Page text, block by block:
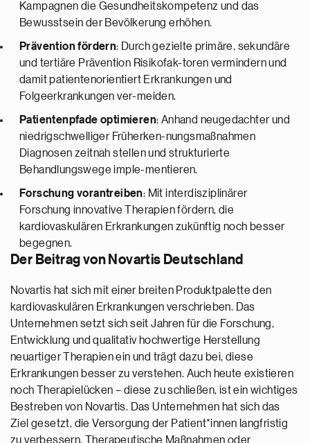
Kampagnen die Gesundheitskompetenz und das
Bewusstsein der Bevölkerung erhöhen.
Prävention fördern: Durch gezielte primäre, sekundäre
und tertiäre Prävention Risikofak-toren vermindern und
damit patientenorientiert Erkrankungen und
Folgeerkrankungen ver-meiden.
Patientenpfade optimieren: Anhand neugedachter und
niedrigschwelliger Früherken-nungsmaßnahmen
Diagnosen zeitnah stellen und strukturierte
Behandlungswege imple-mentieren.
Forschung vorantreiben: Mit interdisziplinärer
Forschung innovative Therapien fördern, die
kardiovaskulären Erkrankungen zukünftig noch besser
begegnen.
Der Beitrag von Novartis Deutschland
Novartis hat sich mit einer breiten Produktpalette den
kardiovaskulären Erkrankungen verschrieben. Das
Unternehmen setzt sich seit Jahren für die Forschung,
Entwicklung und qualitativ hochwertige Herstellung
neuartiger Therapien ein und trägt dazu bei, diese
Erkrankungen besser zu verstehen. Auch heute existieren
noch Therapielücken – diese zu schließen, ist ein wichtiges
Bestreben von Novartis. Das Unternehmen hat sich das
Ziel gesetzt, die Versorgung der Patient*innen langfristig
zu verbessern. Therapeutische Maßnahmen oder